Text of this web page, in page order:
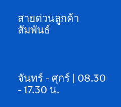
สายด่วนลูกค้า
สัมพันธ์
จันทร์ - ศุกร์ | 08.30
- 17.30 น.